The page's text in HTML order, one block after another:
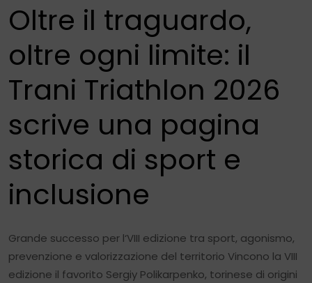
Oltre il traguardo,
oltre ogni limite: il
Trani Triathlon 2026
scrive una pagina
storica di sport e
inclusione
Grande successo per l‘VIII edizione tra sport, agonismo,
prevenzione e valorizzazione del territorio Vincono la VIII
edizione il favorito Sergiy Polikarpenko, torinese di origini